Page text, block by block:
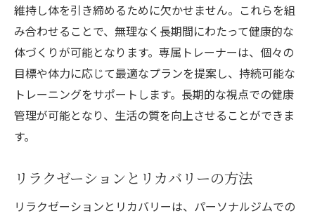
維持し体を引き締めるために欠かせません。これらを組
み合わせることで、無理なく長期間にわたって健康的な
体づくりが可能となります。専属トレーナーは、個々の
目標や体力に応じて最適なプランを提案し、持続可能な
トレーニングをサポートします。長期的な視点での健康
管理が可能となり、生活の質を向上させることができま
す。
リラクゼーションとリカバリーの方法
リラクゼーションとリカバリーは、パーソナルジムでの